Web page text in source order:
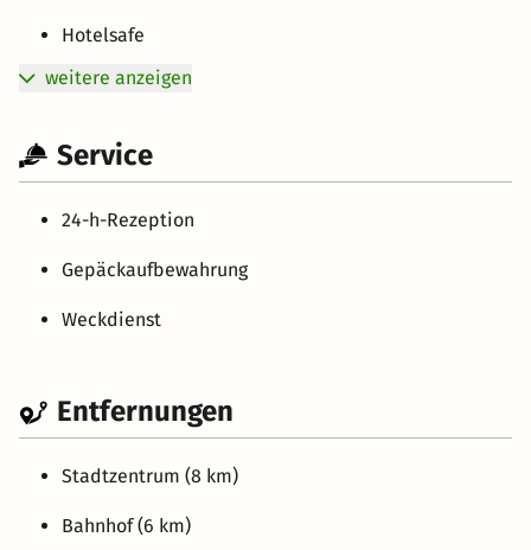
Hotelsafe
weitere anzeigen
Service
24-h-Rezeption
Gepäckaufbewahrung
Weckdienst
Entfernungen
Stadtzentrum (8 km)
Bahnhof (6 km)